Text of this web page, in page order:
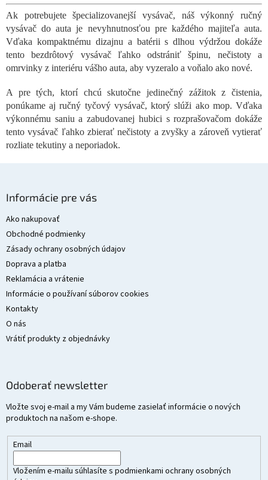
l
á
d
a
c
i
e
r
v
k
y
Ak potrebujete špecializovanejší vysávač, náš výkonný ručný
vysávač do auta je nevyhnutnosťou pre každého majiteľa auta.
Vďaka kompaktnému dizajnu a batérii s dlhou výdržou dokáže
tento bezdrôtový vysávač ľahko odstrániť špinu, nečistoty a
omrvinky z interiéru vášho auta, aby vyzeralo a voňalo ako nové.
A pre tých, ktorí chcú skutočne jedinečný zážitok z čistenia,
ponúkame aj ručný tyčový vysávač, ktorý slúži ako mop. Vďaka
výkonnému saniu a zabudovanej hubici s rozprašovačom dokáže
tento vysávač ľahko zbierať nečistoty a zvyšky a zároveň vytierať
rozliate tekutiny a neporiadok.
Informácie pre vás
Ako nakupovať
Obchodné podmienky
Zásady ochrany osobných údajov
Doprava a platba
Reklamácia a vrátenie
Informácie o používaní súborov cookies
Kontakty
O nás
Vrátiť produkty z objednávky
Odoberať newsletter
Vložte svoj e-mail a my Vám budeme zasielať informácie o nových
produktoch na našom e-shope.
Email
Vložením e-mailu súhlasíte s podmienkami ochrany osobných